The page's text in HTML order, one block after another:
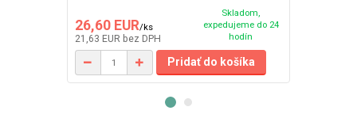
26,60 EUR/ks
21,63 EUR bez DPH
Skladom,
expedujeme do 24
hodín
Pridať do košíka